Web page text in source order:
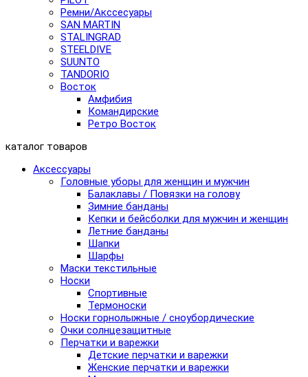
Pемни/Акссесуары
SAN MARTIN
STALINGRAD
STEELDIVE
SUUNTO
TANDORIO
Восток
Амфибия
Командирские
Ретро Восток
каталог товаров
Аксессуары
Головные уборы для женщин и мужчин
Балаклавы / Повязки на голову
Зимние банданы
Кепки и бейсболки для мужчин и женщин
Летние банданы
Шапки
Шарфы
Маски текстильные
Носки
Спортивные
Термоноски
Носки горнолыжные / сноубордические
Очки солнцезащитные
Перчатки и варежки
Детские перчатки и варежки
Женские перчатки и варежки